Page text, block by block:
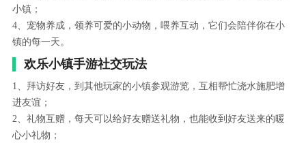
小镇；
4、宠物养成，领养可爱的小动物，喂养互动，它们会陪伴你在小
镇的每一天。
欢乐小镇手游社交玩法
1、拜访好友，到其他玩家的小镇参观游览，互相帮忙浇水施肥增
进友谊；
2、礼物互赠，每天可以给好友赠送礼物，也能收到好友送来的暖
心小礼物；